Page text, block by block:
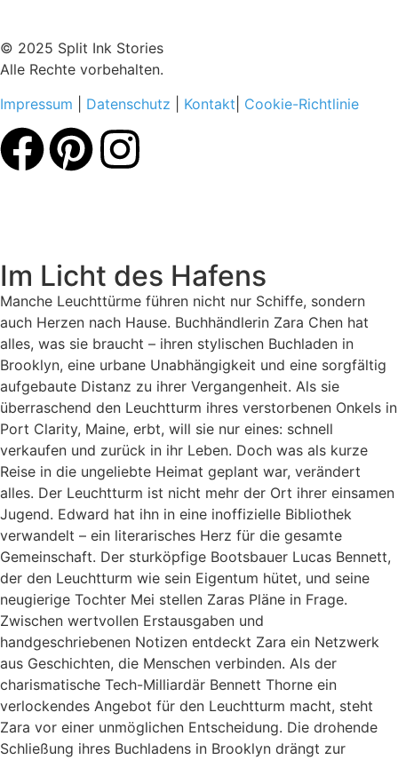
© 2025 Split Ink Stories
Alle Rechte vorbehalten.
Impressum
Datenschutz Kontakt Cookie-Richtlinie
Im Licht des Hafens
Manche Leuchttürme führen nicht nur Schiffe, sondern
auch Herzen nach Hause. Buchhändlerin Zara Chen hat
alles, was sie braucht – ihren stylischen Buchladen in
Brooklyn, eine urbane Unabhängigkeit und eine sorgfältig
aufgebaute Distanz zu ihrer Vergangenheit. Als sie
überraschend den Leuchtturm ihres verstorbenen Onkels in
Port Clarity, Maine, erbt, will sie nur eines: schnell
verkaufen und zurück in ihr Leben. Doch was als kurze
Reise in die ungeliebte Heimat geplant war, verändert
alles. Der Leuchtturm ist nicht mehr der Ort ihrer einsamen
Jugend. Edward hat ihn in eine inoffizielle Bibliothek
verwandelt – ein literarisches Herz für die gesamte
Gemeinschaft. Der sturköpfige Bootsbauer Lucas Bennett,
der den Leuchtturm wie sein Eigentum hütet, und seine
neugierige Tochter Mei stellen Zaras Pläne in Frage.
Zwischen wertvollen Erstausgaben und
handgeschriebenen Notizen entdeckt Zara ein Netzwerk
aus Geschichten, die Menschen verbinden. Als der
charismatische Tech-Milliardär Bennett Thorne ein
verlockendes Angebot für den Leuchtturm macht, steht
Zara vor einer unmöglichen Entscheidung. Die drohende
Schließung ihres Buchladens in Brooklyn drängt zur